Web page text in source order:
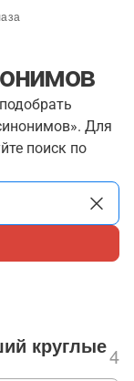
Для
поиск по
круглые4